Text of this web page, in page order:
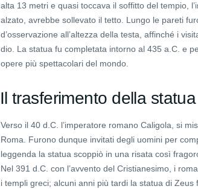
alta 13 metri e quasi toccava il soffitto del tempio,
alzato, avrebbe sollevato il tetto. Lungo le pareti
d’osservazione all’altezza della testa, affinché i
dio. La statua fu completata intorno al 435 a.C. e
opere più spettacolari del mondo.
Il trasferimento della statua
Verso il 40 d.C. l’imperatore romano Caligola, si
Roma. Furono dunque invitati degli uomini per
leggenda la statua scoppiò in una risata così
Nel 391 d.C. con l’avvento del Cristianesimo, i
i templi greci; alcuni anni più tardi la statua di Zeus